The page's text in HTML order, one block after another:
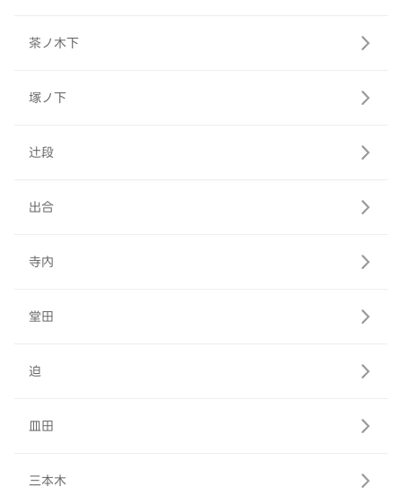
茶ノ木下
塚ノ下
辻段
出合
寺内
堂田
迫
皿田
三本木